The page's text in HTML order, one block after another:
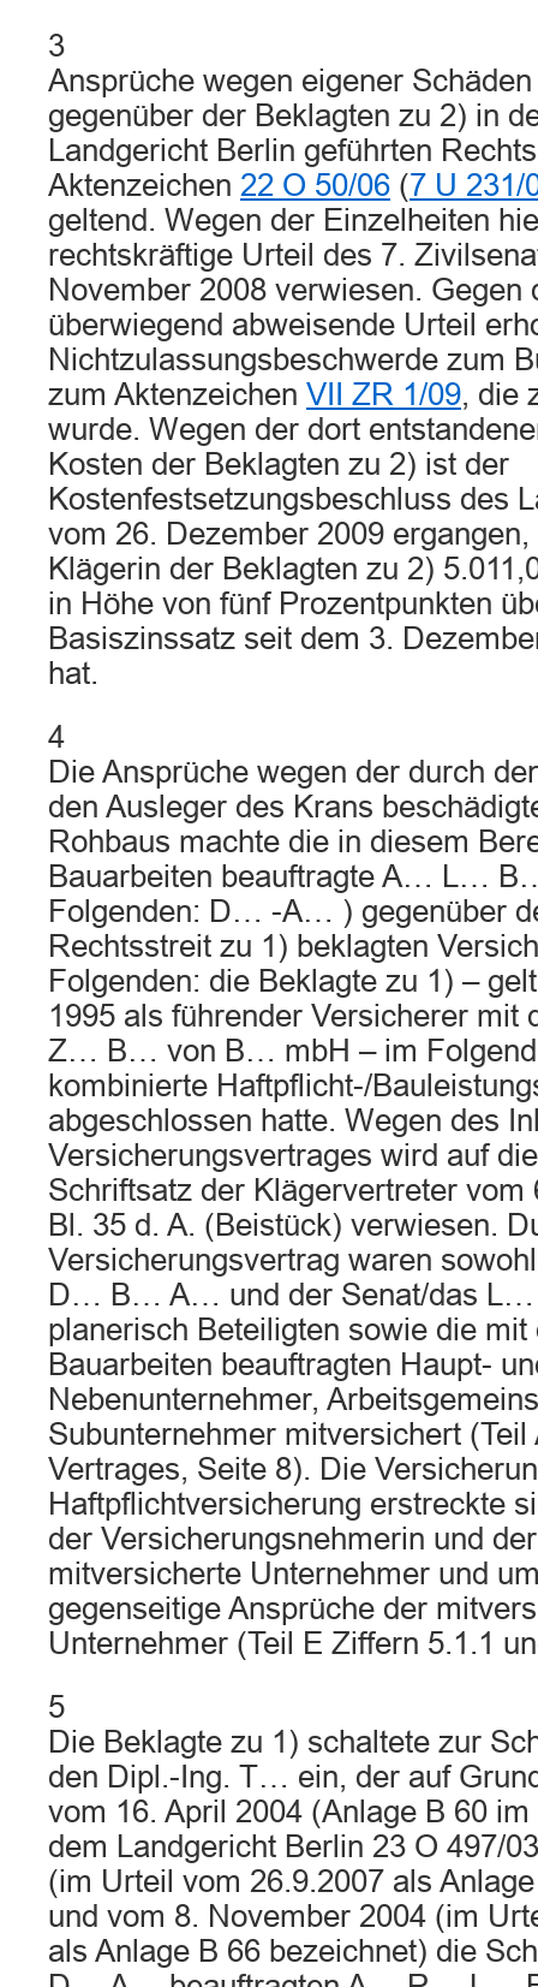
3
Ansprüche wegen eigener
gegenüber der Beklagten zu 2) in
Landgericht Berlin geführten
Aktenzeichen 22 O 50/06 (7 U 231/
geltend. Wegen der Einzelheiten
rechtskräftige Urteil des 7.
November 2008 verwiesen. Gegen
überwiegend abweisende Urteil
Nichtzulassungsbeschwerde zum
zum Aktenzeichen VII ZR 1/09, die
wurde. Wegen der dort
Kosten der Beklagten zu 2) ist der
Kostenfestsetzungsbeschluss des
vom 26. Dezember 2009
Klägerin der Beklagten zu 2)
in Höhe von fünf Prozentpunkten
Basiszinssatz seit dem 3.
hat.
4
Die Ansprüche wegen der durch
den Ausleger des Krans
Rohbaus machte die in diesem
Bauarbeiten beauftragte A… L…
Folgenden: D… -A… ) gegenüber
Rechtsstreit zu 1) beklagten
Folgenden: die Beklagte zu 1) –
1995 als führender Versicherer
Z… B… von B… mbH – im
kombinierte Haftpflicht-/
abgeschlossen hatte. Wegen des
Versicherungsvertrages wird auf
Schriftsatz der Klägervertreter vom
Bl. 35 d. A. (Beistück) verwiesen.
Versicherungsvertrag waren
D… B… A… und der Senat/das
planerisch Beteiligten sowie die mit
Bauarbeiten beauftragten Haupt-
Nebenunternehmer,
Subunternehmer mitversichert (Teil
Vertrages, Seite 8). Die
Haftpflichtversicherung erstreckte
der Versicherungsnehmerin und
mitversicherte Unternehmer und
gegenseitige Ansprüche der
Unternehmer (Teil E Ziffern 5.1.1
5
Die Beklagte zu 1) schaltete zur
den Dipl.-Ing. T… ein, der auf
vom 16. April 2004 (Anlage B 60
dem Landgericht Berlin 23 O 497/
(im Urteil vom 26.9.2007 als
und vom 8. November 2004 (im
als Anlage B 66 bezeichnet) die